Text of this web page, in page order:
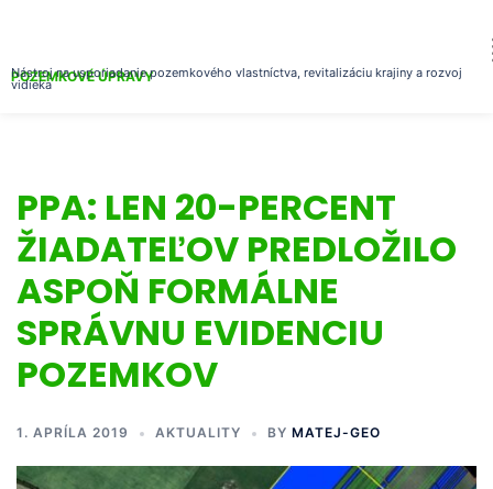
POZEMKOVÉ ÚPRAVY
Nástroj na usporiadanie pozemkového vlastníctva, revitalizáciu krajiny a rozvoj
vidieka
PPA: LEN 20-PERCENT
ŽIADATEĽOV PREDLOŽILO
ASPOŇ FORMÁLNE
SPRÁVNU EVIDENCIU
POZEMKOV
1. APRÍLA 2019 AKTUALITY BY MATEJ-GEO